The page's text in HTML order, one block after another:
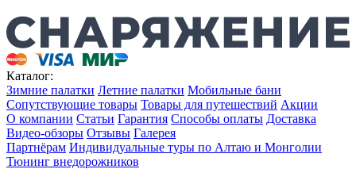
Каталог:
Зимние палатки Летние палатки Мобильные бани
Сопутствующие товары Товары для путешествий Акции
О компании Статьи Гарантия Способы оплаты Доставка
Видео-обзоры Отзывы Галерея
Партнёрам Индивидуальные туры по Алтаю и Монголии
Тюнинг внедорожников